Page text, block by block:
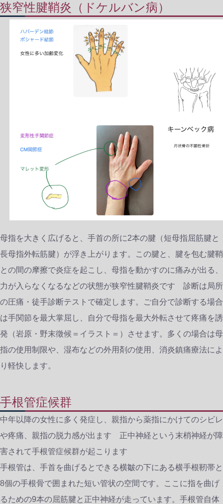
狭窄性腱鞘炎（ドケルバン病）
母指を大きく広げると、手首の所に2本の腱（短母指屈筋腱と
長母指外転筋腱）が浮き上がります。この腱と、腱を包む腱鞘
との間の摩擦で炎症を起こし、母指を動かすのに痛みが出る、
力が入らなくなるなどの状態が狭窄性腱鞘炎です 診断は局所
の圧痛・徒手診断テストで確定します。ご自分で診断する場合
は手関節を最大掌屈し、自分で母指を最大外転させて疼痛を誘
発（岩原・野末徵候＝イラスト＝）させます。多くの場合は母
指の使用制限や、湿布などの外用剤の使用、消炎鎮痛療法によ
り軽快します。
手根管症候群
中年以降の女性に多く発症し、親指から薬指にかけてのシビレ
や疼痛、親指の脱力感が出ます 正中神経という末梢神経が障
害されて手根管症候群が起こります
手根管は、手首を曲げるとできる横皺の下にある横手根靭帯と
8個の手根骨で囲まれた短い管状の空間です。ここに指を曲げ
るための9本の屈筋腱と正中神経が走っています。手根管自体